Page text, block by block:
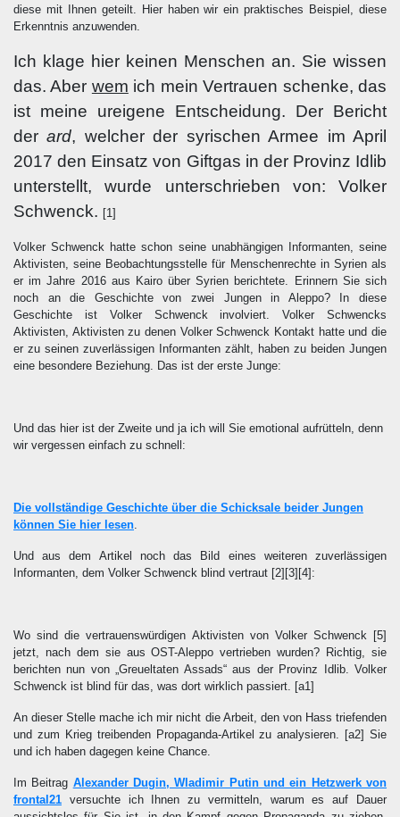
diese mit Ihnen geteilt. Hier haben wir ein praktisches Beispiel, diese
Erkenntnis anzuwenden.
Ich klage hier keinen Menschen an. Sie wissen
das. Aber wem ich mein Vertrauen schenke, das
ist meine ureigene Entscheidung. Der Bericht
derard, welcher der syrischen Armee im April
2017 den Einsatz von Giftgas in der Provinz Idlib
unterstellt, wurde unterschrieben von: Volker
Schwenck. [1]
Volker Schwenck hatte schon seine unabhängigen Informanten, seine
Aktivisten, seine Beobachtungsstelle für Menschenrechte in Syrien als
er im Jahre 2016 aus Kairo über Syrien berichtete. Erinnern Sie sich
noch an die Geschichte von zwei Jungen in Aleppo? In diese
Geschichte ist Volker Schwenck involviert. Volker Schwencks
Aktivisten, Aktivisten zu denen Volker Schwenck Kontakt hatte und die
er zu seinen zuverlässigen Informanten zählt, haben zu beiden Jungen
eine besondere Beziehung. Das ist der erste Junge:
Und das hier ist der Zweite und ja ich will Sie emotional aufrütteln, denn
wir vergessen einfach zu schnell:
Die vollständige Geschichte über die Schicksale beider Jungen
können Sie hier lesen.
Und aus dem Artikel noch das Bild eines weiteren zuverlässigen
Informanten, dem Volker Schwenck blind vertraut [2][3][4] :
Wo sind die vertrauenswürdigen Aktivisten von Volker Schwenck [5]
jetzt, nach dem sie aus OST-Aleppo vertrieben wurden? Richtig, sie
berichten nun von „Greueltaten Assads“ aus der Provinz Idlib. Volker
Schwenck ist blind für das, was dort wirklich passiert. [a1]
An dieser Stelle mache ich mir nicht die Arbeit, den von Hass triefenden
und zum Krieg treibenden Propaganda-Artikel zu analysieren. [a2] Sie
und ich haben dagegen keine Chance.
Im Beitrag Alexander Dugin, Wladimir Putin und ein Hetzwerk von
frontal21 versuchte ich Ihnen zu vermitteln, warum es auf Dauer